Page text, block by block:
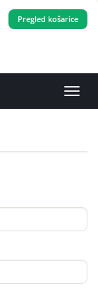
Pregled košarice